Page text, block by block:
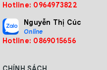
Hotline: 0964973822
Nguyễn Thị Cúc
Online
Hotline: 0869015656